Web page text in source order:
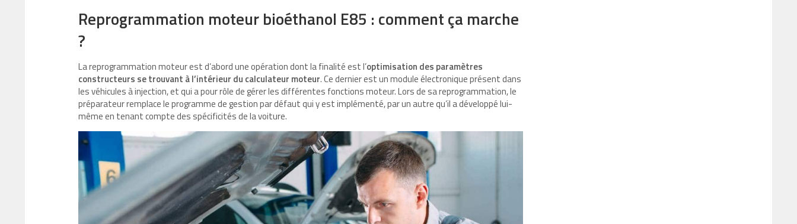
Reprogrammation moteur bioéthanol E85 : comment ça marche
?
La reprogrammation moteur est d’abord une opération dont la finalité est l’optimisation des paramètres
constructeurs se trouvant à l’intérieur du calculateur moteur. Ce dernier est un module électronique présent dans
les véhicules à injection, et qui a pour rôle de gérer les différentes fonctions moteur. Lors de sa reprogrammation, le
préparateur remplace le programme de gestion par défaut qui y est implémenté, par un autre qu’il a développé lui-
même en tenant compte des spécificités de la voiture.